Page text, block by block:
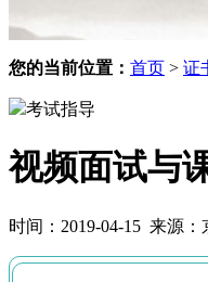
您的当前位置： 首页 > 证
考试指导
视频面试与
时间：2019-04-15 来源：